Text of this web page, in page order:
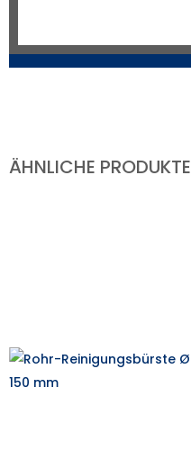
mm
Menge
ÄHNLICHE PRODUKTE